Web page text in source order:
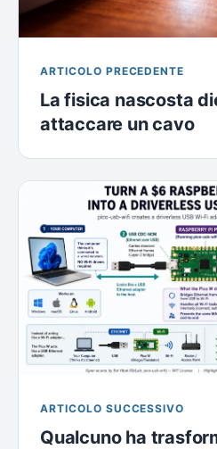
ARTICOLO PRECEDENTE
La fisica nascosta
attaccare un cavo
ARTICOLO SUCCESSIVO
Qualcuno ha